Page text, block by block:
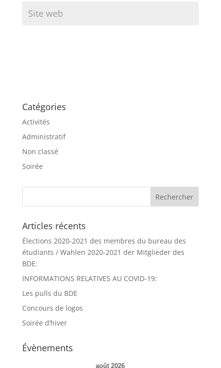
Catégories
Activités
Administratif
Non classé
Soirée
Articles récents
Élections 2020-2021 des membres du bureau des
étudiants / Wahlen 2020-2021 der Mitglieder des
BDE:
INFORMATIONS RELATIVES AU COVID-19:
Les pulls du BDE
Concours de logos
Soirée d’hiver
Évènements
août 2026